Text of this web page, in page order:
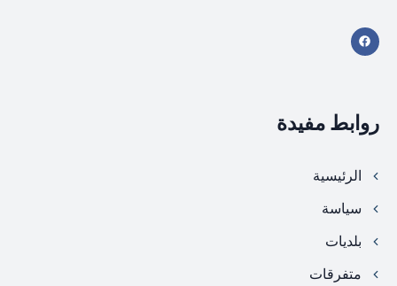
روابط مفيدة
الرئيسية
سياسة
بلديات
متفرقات